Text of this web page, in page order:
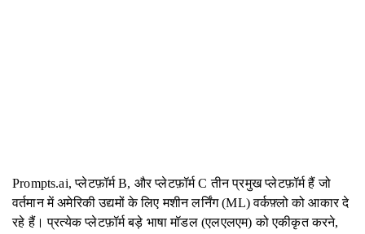
Prompts.ai, प्लेटफ़ॉर्म B, और प्लेटफ़ॉर्म C तीन प्रमुख प्लेटफ़ॉर्म हैं जो
वर्तमान में अमेरिकी उद्यमों के लिए मशीन लर्निंग (ML) वर्कफ़्लो को आकार दे
रहे हैं। प्रत्येक प्लेटफ़ॉर्म बड़े भाषा मॉडल (एलएलएम) को एकीकृत करने,